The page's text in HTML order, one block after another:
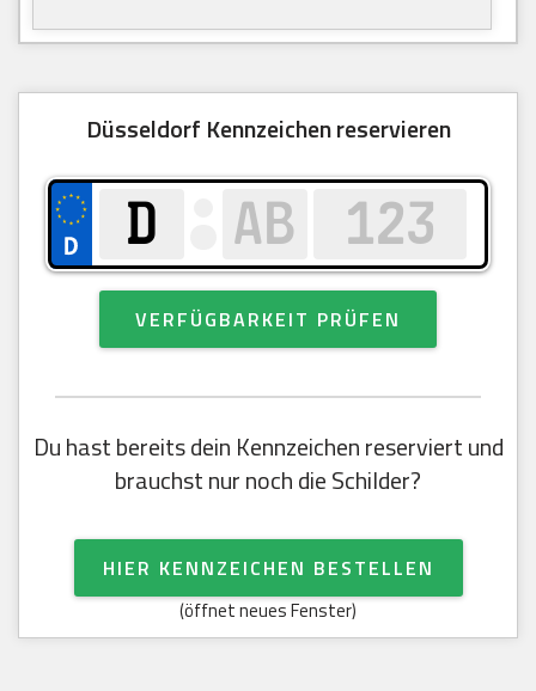
Düsseldorf Kennzeichen reservieren
VERFÜGBARKEIT PRÜFEN
Du hast bereits dein Kennzeichen reserviert und
brauchst nur noch die Schilder?
HIER KENNZEICHEN BESTELLEN
(öffnet neues Fenster)